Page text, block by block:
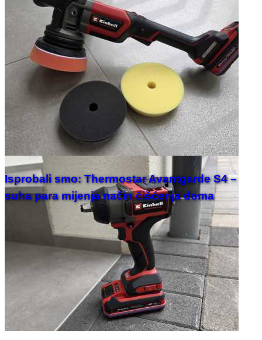
Isprobali smo: Thermostar Avantgarde S4 –
suha para mijenja način čišćenja doma